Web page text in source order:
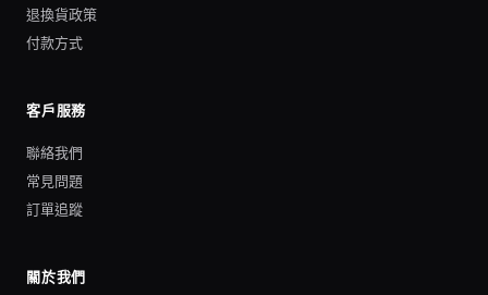
退換貨政策
付款方式
客戶服務
聯絡我們
常見問題
訂單追蹤
關於我們